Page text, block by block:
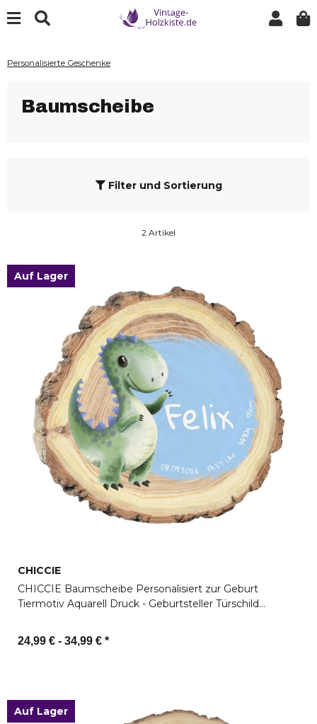
Personalisierte Geschenke
Baumscheibe
Filter und Sortierung
2 Artikel
Auf Lager
CHICCIE
CHICCIE Baumscheibe Personalisiert zur Geburt
Tiermotiv Aquarell Druck - Geburtsteller Türschild
24,99 € - 34,99 € *
Auf Lager